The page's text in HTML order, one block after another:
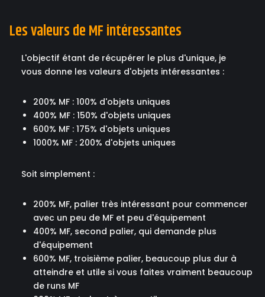
Les valeurs de MF intéressantes
L'objectif étant de récupérer le plus d'unique, je
vous donne les valeurs d'objets intéressantes :
200% MF : 100% d'objets uniques
400% MF : 150% d'objets uniques
600% MF : 175% d'objets uniques
1000% MF : 200% d'objets uniques
Soit simplement :
200% MF, palier très intéressant pour commencer
avec un peu de MF et peu d'équipement
400% MF, second palier, qui demande plus
d'équipement
600% MF, troisième palier, beaucoup plus dur à
atteindre et utile si vous faites vraiment beaucoup
de runs MF